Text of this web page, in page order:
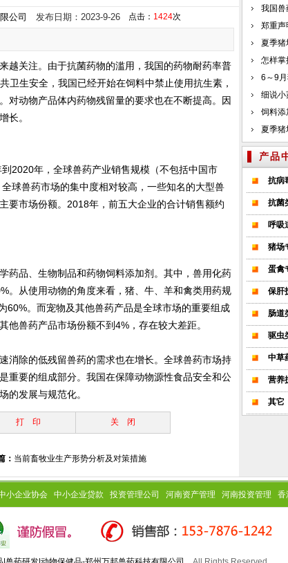
公司 发布日期：2023-9-26 点击： 1424次
越关注。由于抗菌药物的滥用，我国的药物耐药率普
卫生安全，我国已经开始在饲料中禁止使用抗生素，
对动物产品体内药物残留量的要求也在不断提高。因
长。
2020年，全球兽药产业销售规模（不包括中国市
球兽药市场的集中度相对较高，一些知名的大型兽
要市场份额。2018年，前五大企业的合计销售额约
药品、生物制品和药物饲料添加剂。其中，兽用化药
。从使用动物的角度来看，猪、牛、羊和禽类用药规
。而宠物及其他兽药产品是全球市场的重要组成
兽药产品市场份额不到4%，存在较大差距。
消除的低残留兽药的需求也在增长。全球兽药市场持
重要的组成部分。我国在保障动物源性食品安全和公
的发展与规范化。
打 印 关 闭
： 当前畜牧业生产形势分析及对策措施
我国兽
郑重声
夏季猪
怎样掌
6～9
细说小
饲料添
夏季猪
产品
抗病
抗菌
呼吸
猪场
蛋禽
保肝
肠道
驱虫
中草
营养
其它
小企业协会 中小企业贷款 投资管理公司 河南资产管理 河南投资管理 香